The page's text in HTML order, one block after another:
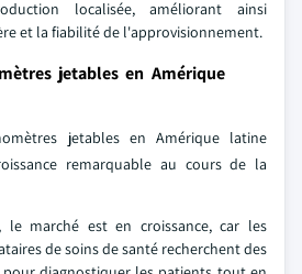
localisée, améliorant ainsi
et la fiabilité de l'approvisionnement.
jetables en Amérique
jetables en Amérique latine
remarquable au cours de la
le marché est en croissance, car les
de soins de santé recherchent des